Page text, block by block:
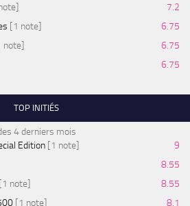
7.2
[1 note]
6.75
note]
6.75
6.75
TOP INITIÉS
4 derniers mois
Edition [1 note]
9
8.55
[1 note]
8.55
[1 note] 8.1